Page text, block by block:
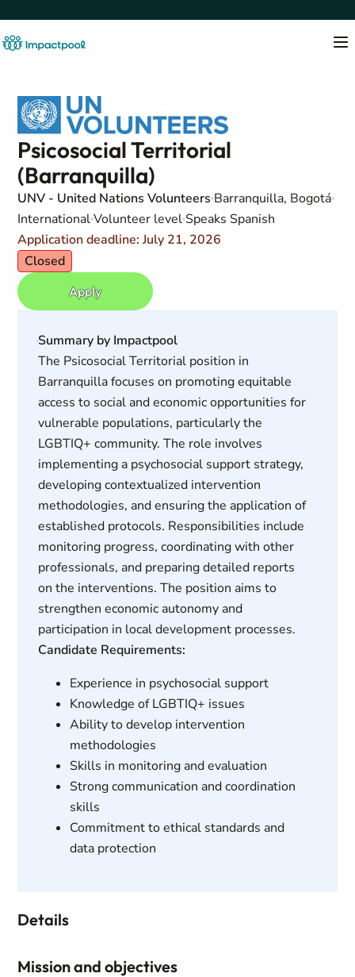
Psicosocial Territorial
(Barranquilla)
UNV - United Nations Volunteers Barranquilla, Bogotá
InternationalVolunteer level Speaks Spanish
Application deadline: July 21, 2026
Closed
Apply
Summary by Impactpool
The Psicosocial Territorial position in
Barranquilla focuses on promoting equitable
access to social and economic opportunities for
vulnerable populations, particularly the
LGBTIQ+ community. The role involves
implementing a psychosocial support strategy,
developing contextualized intervention
methodologies, and ensuring the application of
established protocols. Responsibilities include
monitoring progress, coordinating with other
professionals, and preparing detailed reports
on the interventions. The position aims to
strengthen economic autonomy and
participation in local development processes.
Candidate Requirements:
Experience in psychosocial support
Knowledge of LGBTIQ+ issues
Ability to develop intervention
methodologies
Skills in monitoring and evaluation
Strong communication and coordination
skills
Commitment to ethical standards and
data protection
Details
Mission and objectives